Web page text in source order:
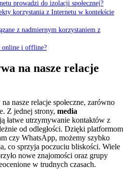
prowadzi do izolacji społecznej?
korzystania z Internetu w kontekście
z nadmiernym korzystaniem z
online i offline?
na nasze relacje
nasze relacje społeczne, zarówno
Z jednej strony, media
łatwe utrzymywanie kontaktów z
od odległości. Dzięki platformom
czy WhatsApp, możemy szybko
co sprzyja poczuciu bliskości. Wiele
nowe znajomości oraz grupy
w trudnych czasach.